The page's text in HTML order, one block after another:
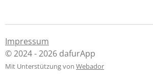
Impressum
© 2024 - 2026 dafurApp
Mit Unterstützung von Webador